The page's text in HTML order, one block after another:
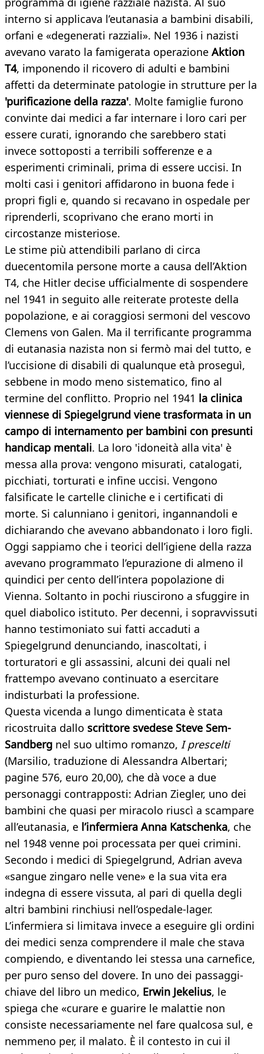
interno si applicava l’eutanasia a bambini disabili,
orfani e «degenerati razziali». Nel 1936 i nazisti
avevano varato la famigerata operazione Aktion
T4, imponendo il ricovero di adulti e bambini
affetti da determinate patologie in strutture per la
'purificazione della razza'. Molte famiglie furono
convinte dai medici a far internare i loro cari per
essere curati, ignorando che sarebbero stati
invece sottoposti a terribili sofferenze e a
esperimenti criminali, prima di essere uccisi. In
molti casi i genitori affidarono in buona fede i
propri figli e, quando si recavano in ospedale per
riprenderli, scoprivano che erano morti in
circostanze misteriose.
Le stime più attendibili parlano di circa
duecentomila persone morte a causa dell’Aktion
T4, che Hitler decise ufficialmente di sospendere
nel 1941 in seguito alle reiterate proteste della
popolazione, e ai coraggiosi sermoni del vescovo
Clemens von Galen. Ma il terrificante programma
di eutanasia nazista non si fermò mai del tutto, e
l’uccisione di disabili di qualunque età proseguì,
sebbene in modo meno sistematico, fino al
termine del conflitto. Proprio nel 1941 la clinica
viennese di Spiegelgrund viene trasformata in un
campo di internamento per bambini con presunti
handicap mentali. La loro 'idoneità alla vita' è
messa alla prova: vengono misurati, catalogati,
picchiati, torturati e infine uccisi. Vengono
falsificate le cartelle cliniche e i certificati di
morte. Si calunniano i genitori, ingannandoli e
dichiarando che avevano abbandonato i loro figli.
Oggi sappiamo che i teorici dell’igiene della razza
avevano programmato l’epurazione di almeno il
quindici per cento dell’intera popolazione di
Vienna. Soltanto in pochi riuscirono a sfuggire in
quel diabolico istituto. Per decenni, i sopravvissuti
hanno testimoniato sui fatti accaduti a
Spiegelgrund denunciando, inascoltati, i
torturatori e gli assassini, alcuni dei quali nel
frattempo avevano continuato a esercitare
indisturbati la professione.
Questa vicenda a lungo dimenticata è stata
ricostruita dallo scrittore svedese Steve Sem-
Sandberg nel suo ultimo romanzo, I prescelti
(Marsilio, traduzione di Alessandra Albertari;
pagine 576, euro 20,00), che dà voce a due
personaggi contrapposti: Adrian Ziegler, uno dei
bambini che quasi per miracolo riuscì a scampare
all’eutanasia, e l’infermiera Anna Katschenka, che
nel 1948 venne poi processata per quei crimini.
Secondo i medici di Spiegelgrund, Adrian aveva
«sangue zingaro nelle vene» e la sua vita era
indegna di essere vissuta, al pari di quella degli
altri bambini rinchiusi nell’ospedale-lager.
L’infermiera si limitava invece a eseguire gli ordini
dei medici senza comprendere il male che stava
compiendo, e diventando lei stessa una carnefice,
per puro senso del dovere. In uno dei passaggi-
chiave del libro un medico, Erwin Jekelius, le
spiega che «curare e guarire le malattie non
consiste necessariamente nel fare qualcosa sul, e
nemmeno per, il malato. È il contesto in cui il